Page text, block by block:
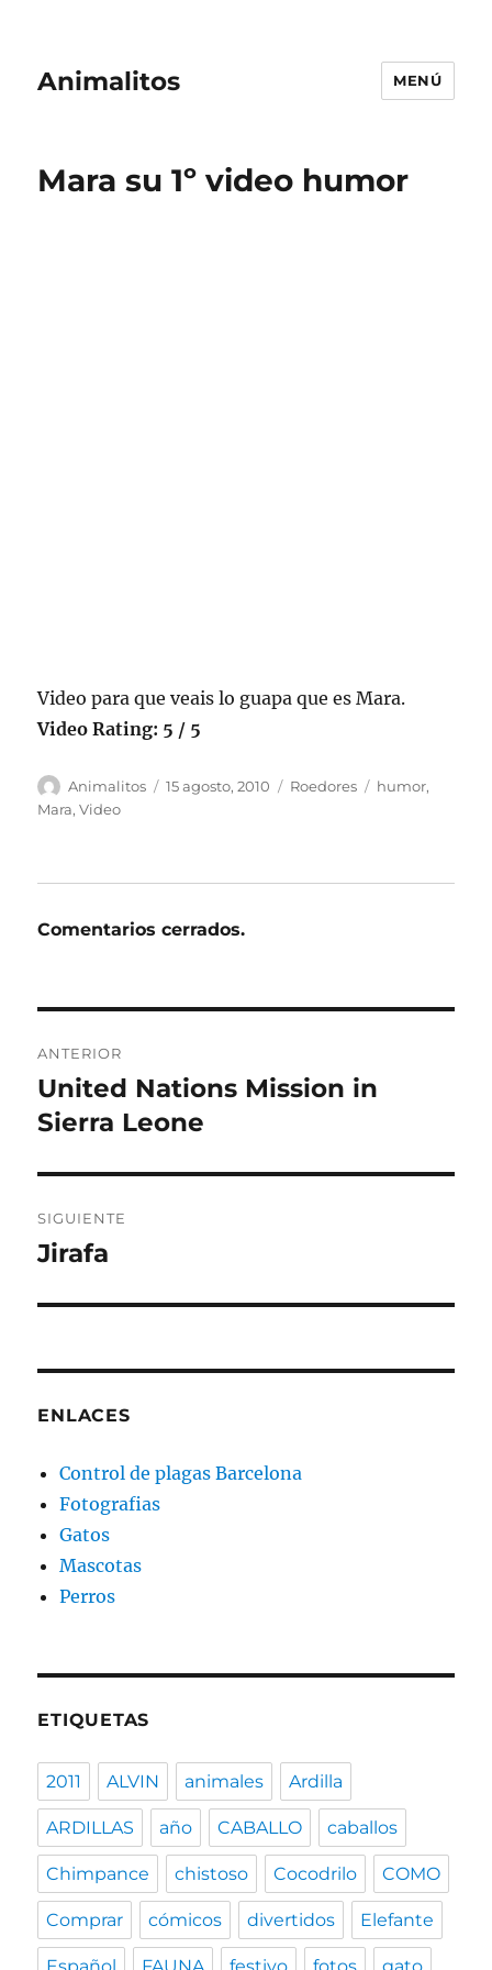
Animalitos MENÚ
Mara su 1º video humor
Video para que veais lo guapa que es Mara.
Video Rating: 5 / 5
Autor
Animalitos
Publicado
15 agosto, 2010 Categorías
Roedores Etiquetas
humor,
Mara,Video
Comentarios cerrados.
de
entradas
ANTERIOR
Entrada
anterior:
United Nations Mission in
Sierra Leone
SIGUIENTE
Entrada
Jirafa
ENLACES
Control de plagas Barcelona
Fotografias
Gatos
Mascotas
Perros
ETIQUETAS
2011 ALVIN animales Ardilla
ARDILLAS año CABALLO caballos
Chimpance chistoso Cocodrilo COMO
Comprar cómicos divertidos Elefante